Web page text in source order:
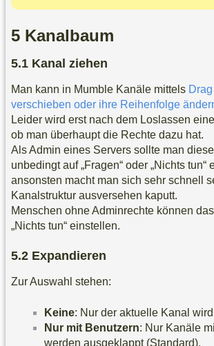
Kanalbaum
Kanal ziehen
Man kann in Mumble Kanäle mittels
verschieben oder ihre Reihenfolge
Leider wird erst nach dem Loslassen
ob man überhaupt die Rechte dazu hat.
Als Admin eines Servers sollte man
unbedingt auf „Fragen“ oder „Nichts tun“
ansonsten macht man sich sehr schnell
Kanalstruktur ausversehen kaputt.
Menschen ohne Adminrechte können
„Nichts tun“ einstellen.
Expandieren
Zur Auswahl stehen:
Keine: Nur der aktuelle Kanal
Nur mit Benutzern: Nur Kanäle
werden ausgeklappt (Standard).